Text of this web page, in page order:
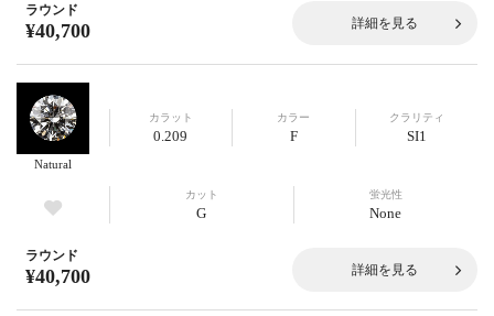
ラウンド
¥40,700 詳細を見る
Natural
カラット
0.209
カラー
F
クラリティ
SI1
カット
G
蛍光性
None
ラウンド
¥40,700 詳細を見る